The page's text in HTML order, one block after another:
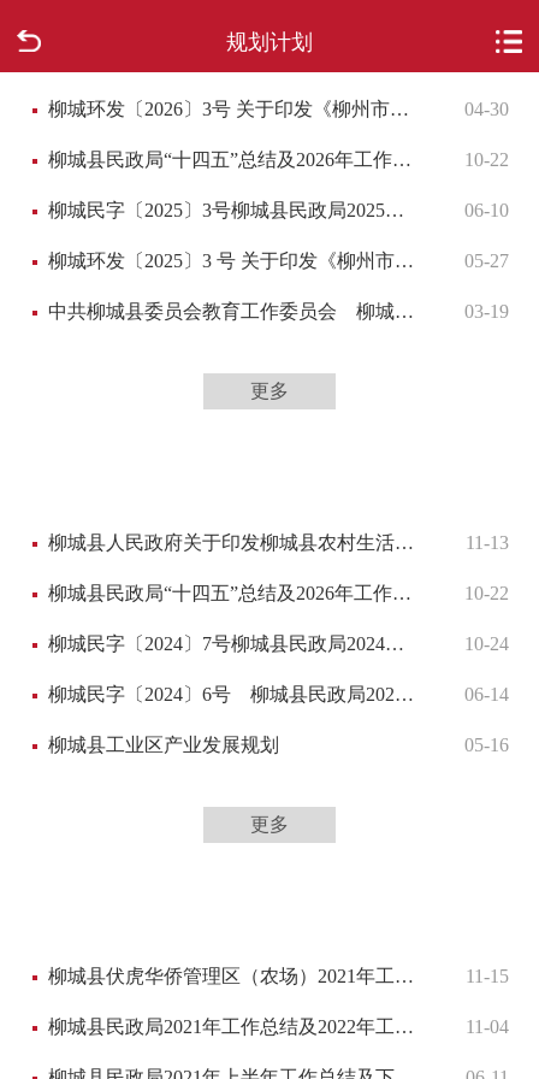
规划计划
走进柳城
网上办事
柳城环发〔2026〕3号 关于印发《柳州市柳城生态环境局2026年工作计划》的通知 04-30
柳城县民政局“十四五”总结及2026年工作计划 10-22
柳城民字〔2025〕3号柳城县民政局2025年上半年总结及下半年工作计划 06-10
柳城环发〔2025〕3 号 关于印发《柳州市柳城生态环境局2025年工作计划》的通知 05-27
中共柳城县委员会教育工作委员会 柳城县教育局2025年工作要点 03-19
更多
柳城县人民政府关于印发柳城县农村生活污水治理专项规划（2021—2035年）的通知 11-13
柳城县民政局“十四五”总结及2026年工作计划 10-22
柳城民字〔2024〕7号柳城县民政局2024年工作总结及2025年工作计划 10-24
柳城民字〔2024〕6号 柳城县民政局2024年上半年总结及下半年工作计划 06-14
柳城县工业区产业发展规划 05-16
更多
柳城县伏虎华侨管理区（农场）2021年工作总结及2022年工作计划 11-15
柳城县民政局2021年工作总结及2022年工作计划 11-04